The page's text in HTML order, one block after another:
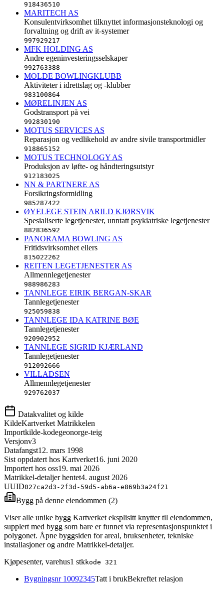
918436510
MARITECH AS
Konsulentvirksomhet tilknyttet informasjonsteknologi og
forvaltning og drift av it-systemer
997929217
MFK HOLDING AS
Andre egeninvesteringsselskaper
992763388
MOLDE BOWLINGKLUBB
Aktiviteter i idrettslag og -klubber
983100864
MØRELINJEN AS
Godstransport på vei
992830190
MOTUS SERVICES AS
Reparasjon og vedlikehold av andre sivile transportmidler
918865152
MOTUS TECHNOLOGY AS
Produksjon av løfte- og håndteringsutstyr
912183025
NN & PARTNERE AS
Forsikringsformidling
985287422
ØYELEGE STEIN ARILD KJØRSVIK
Spesialiserte legetjenester, unntatt psykiatriske legetjenester
882836592
PANORAMA BOWLING AS
Fritidsvirksomhet ellers
815022262
REITEN LEGETJENESTER AS
Allmennlegetjenester
988986283
TANNLEGE EIRIK BERGAN-SKAR
Tannlegetjenester
925059838
TANNLEGE IDA KATRINE BØE
Tannlegetjenester
920902952
TANNLEGE SIGRID KJÆRLAND
Tannlegetjenester
912092666
VILLADSEN
Allmennlegetjenester
929762037
Datakvalitet og kilde
KildeKartverket Matrikkelen
Importkilde-kodegeonorge-teig
Versjonv3
Datafangst12. mars 1998
Sist oppdatert hos Kartverket16. juni 2020
Importert hos oss19. mai 2026
Matrikkel-detaljer hentet4. august 2026
UUID027ca2d3-2f3d-59d5-ab6a-e869b3a24f21
Bygg på denne eiendommen (2)
Viser alle unike bygg Kartverket eksplisitt knytter til eiendommen,
supplert med bygg som bare er funnet via representasjonspunktet i
polygonet. Åpne byggsiden for areal, bruksenheter, tekniske
installasjoner og andre Matrikkel-detaljer.
Kjøpesenter, varehus1 stkkode 321
Bygningsnr 10092345Tatt i brukBekreftet relasjon